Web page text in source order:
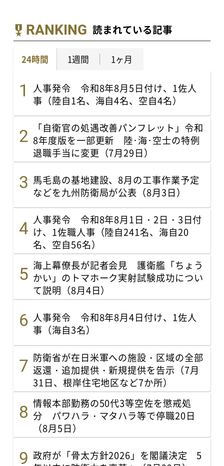
RANKING 読まれている記事
24時間 1週間 1ヶ月
人事発令 令和8年8月5日付け、1佐人
事（陸自1名、海自4名、空自4名）
「自衛官の処遇改善パンフレット」令和
8年度版を一部更新 陸･海･空士の特例
退職手当に変更（7月29日）
馬毛島の基地建設、8月の工事作業予定
などを九州防衛局が公表（8月3日）
人事発令 令和8年8月1日・2日・3日付
け、1佐職人事（陸自241名、海自20
名、空自56名）
海上幕僚長が記者会見 護衛艦「ちょう
かい」のトマホーク実射試験成功につい
て説明（8月4日）
人事発令 令和8年8月4日付け、1佐人
事（海自3名）
防衛省が在日米軍への施設・区域の全部
返還・追加提供・新規提供を告示（7月
31日、根岸住宅地区など7か所）
情報本部勤務の50代3等空佐を懲戒処
分 パワハラ・マタハラ等で停職20日
（8月5日）
政府が「骨太方針2026」を閣議決定 5